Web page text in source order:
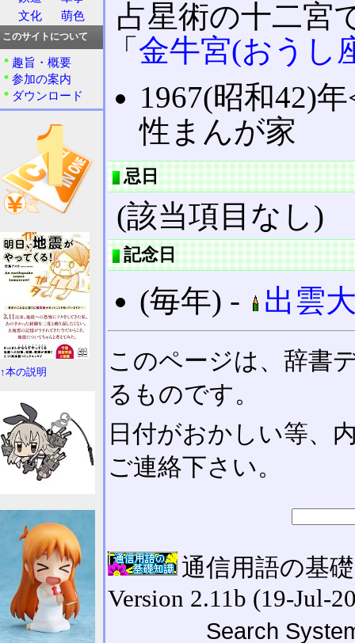
占星術の十二宮
「 金牛宮(おうし
1967(昭和42)
性まんが家
忌日
(該当項目なし)
記念日
(毎年) ‐ 出雲
文化
萌色
このサイトについて
趣旨・概要
参加の案内
ダウンロード
↑本の説明
このページは、辞書
るものです。
日付がおかしい等、
ご連絡下さい。
通信用語の基
Version 2.11b (19-Jul-
Search